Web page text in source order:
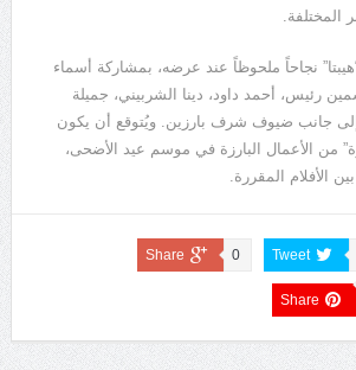
المختلفة.
نجاحاً ملحوظاً عند عرضه، بمشاركة أسماء
رئيس، أحمد داود، دينا الشربيني، جميلة
جانب ضيوف شرف بارزين. ويُتوقع أن يكون
من الأعمال البارزة في موسم عيد الأضحى،
الأفلام المقررة.
Tweet
Share 0
Share